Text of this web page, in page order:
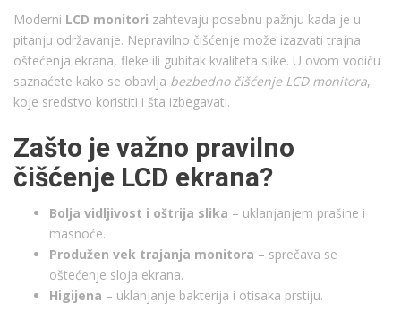
Moderni LCD monitori zahtevaju posebnu pažnju kada je u
pitanju održavanje. Nepravilno čišćenje može izazvati trajna
oštećenja ekrana, fleke ili gubitak kvaliteta slike. U ovom vodiču
saznaćete kako se obavlja bezbedno čišćenje LCD monitora,
koje sredstvo koristiti i šta izbegavati.
Zašto je važno pravilno
čišćenje LCD ekrana?
Bolja vidljivost i oštrija slika – uklanjanjem prašine i
masnoće.
Produžen vek trajanja monitora – sprečava se
oštećenje sloja ekrana.
Higijena – uklanjanje bakterija i otisaka prstiju.